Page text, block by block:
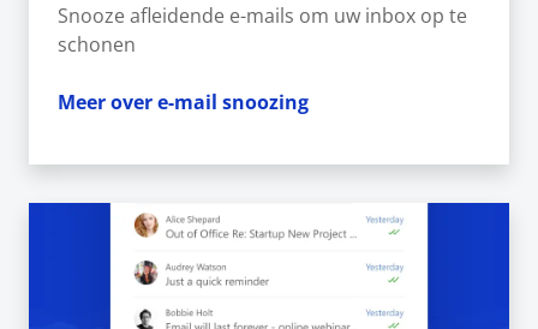
Snooze afleidende e-mails om uw inbox op te
schonen
Meer over e-mail snoozing